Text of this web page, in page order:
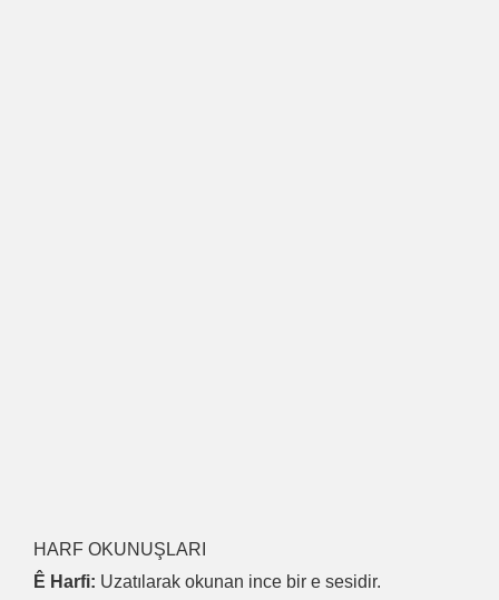
HARF OKUNUŞLARI
Ê Harfi: Uzatılarak okunan ince bir e sesidir.